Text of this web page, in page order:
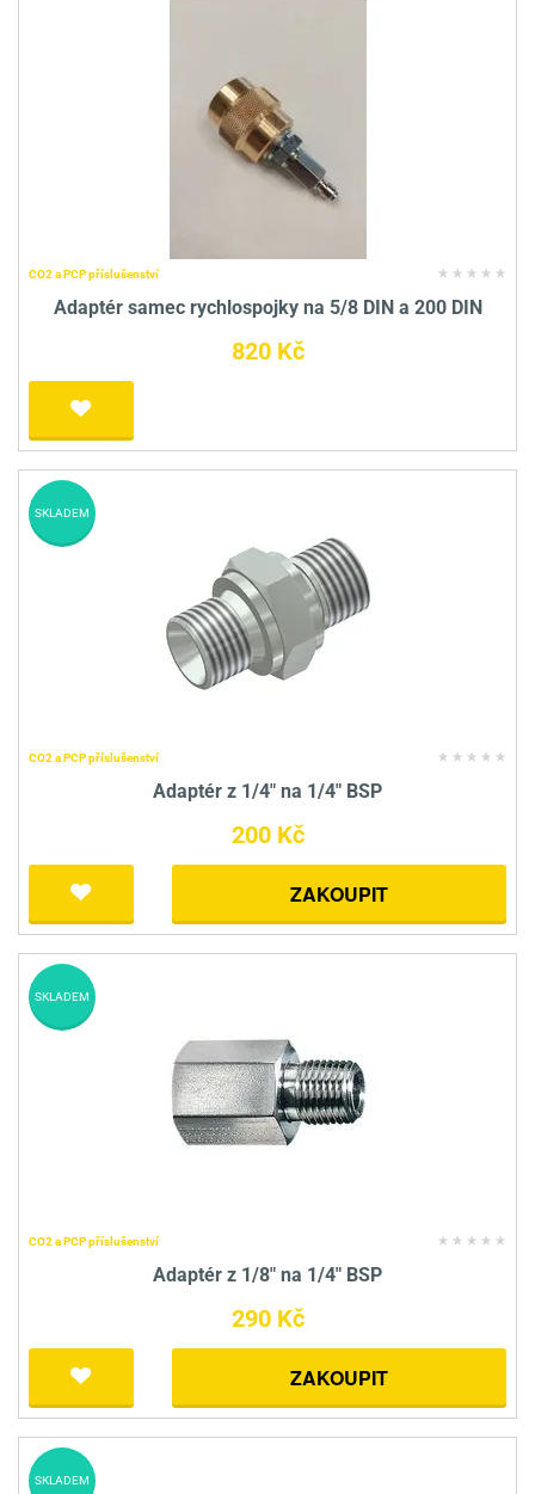
CO2 a PCP příslušenství
Adaptér samec rychlospojky na 5/8 DIN a 200 DIN
820 Kč
CO2 a PCP příslušenství
Adaptér z 1/4" na 1/4" BSP
200 Kč
ZAKOUPIT
SKLADEM
CO2 a PCP příslušenství
Adaptér z 1/8" na 1/4" BSP
290 Kč
ZAKOUPIT
SKLADEM
SKLADEM